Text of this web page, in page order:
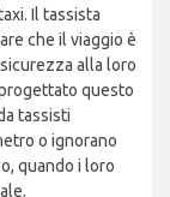
Il tassista
che il viaggio è
alla loro
questo
tassisti
o ignorano
quando i loro